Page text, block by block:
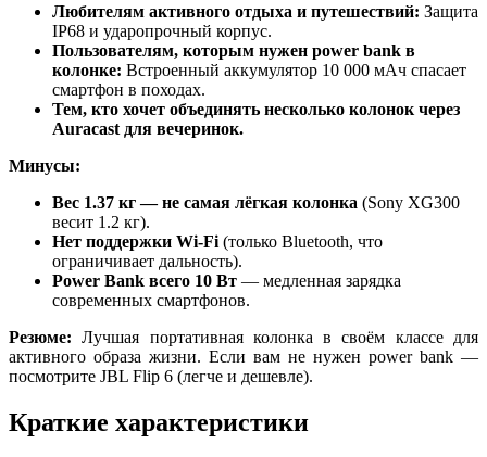
Любителям активного отдыха и путешествий: Защита
IP68 и ударопрочный корпус.
Пользователям, которым нужен power bank в
колонке: Встроенный аккумулятор 10 000 мАч спасает
смартфон в походах.
Тем, кто хочет объединять несколько колонок через
Auracast для вечеринок.
Минусы:
Вес 1.37 кг — не самая лёгкая колонка (Sony XG300
весит 1.2 кг).
Нет поддержки Wi-Fi (только Bluetooth, что
ограничивает дальность).
Power Bank всего 10 Вт — медленная зарядка
современных смартфонов.
Резюме: Лучшая портативная колонка в своём классе для
активного образа жизни. Если вам не нужен power bank —
посмотрите JBL Flip 6 (легче и дешевле).
Краткие характеристики